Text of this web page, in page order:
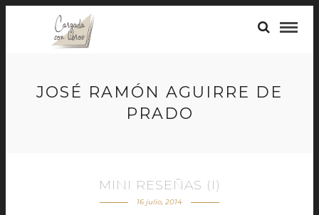
JOSÉ RAMÓN AGUIRRE DE
PRADO
MINI RESEÑAS (I)
16 julio, 2014